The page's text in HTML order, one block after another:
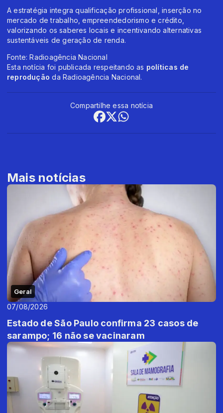
A estratégia integra qualificação profissional, inserção no
mercado de trabalho, empreendedorismo e crédito,
valorizando os saberes locais e incentivando alternativas
sustentáveis de geração de renda.
Fonte: Radioagência Nacional
Esta notícia foi publicada respeitando as políticas de
reprodução da Radioagência Nacional.
Compartilhe essa notícia
Mais notícias
Geral
07/08/2026
Estado de São Paulo confirma 23 casos de
sarampo; 16 não se vacinaram